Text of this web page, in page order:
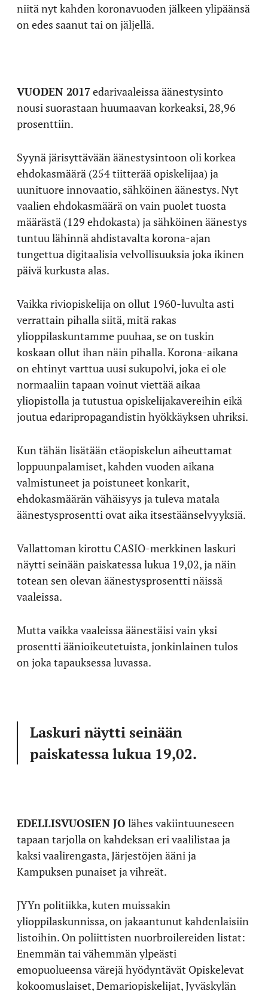
niitä nyt kahden koronavuoden jälkeen ylipäänsä
on edes saanut tai on jäljellä.
VUODEN 2017edarivaaleissa äänestysinto
nousi suorastaan huumaavan korkeaksi, 28,96
prosenttiin.
Syynä järisyttävään äänestysintoon oli korkea
ehdokasmäärä (254 tiitterää opiskelijaa) ja
uunituore innovaatio, sähköinen äänestys. Nyt
vaalien ehdokasmäärä on vain puolet tuosta
määrästä (129 ehdokasta) ja sähköinen äänestys
tuntuu lähinnä ahdistavalta korona-ajan
tungettua digitaalisia velvollisuuksia joka ikinen
päivä kurkusta alas.
Vaikka riviopiskelija on ollut 1960-luvulta asti
verrattain pihalla siitä, mitä rakas
ylioppilaskuntamme puuhaa, se on tuskin
koskaan ollut ihan näin pihalla. Korona-aikana
on ehtinyt varttua uusi sukupolvi, joka ei ole
normaaliin tapaan voinut viettää aikaa
yliopistolla ja tutustua opiskelijakavereihin eikä
joutua edaripropagandistin hyökkäyksen uhriksi.
Kun tähän lisätään etäopiskelun aiheuttamat
loppuunpalamiset, kahden vuoden aikana
valmistuneet ja poistuneet konkarit,
ehdokasmäärän vähäisyys ja tuleva matala
äänestysprosentti ovat aika itsestäänselvyyksiä.
Vallattoman kirottu CASIO-merkkinen laskuri
näytti seinään paiskatessa lukua 19,02, ja näin
totean sen olevan äänestysprosentti näissä
vaaleissa.
Mutta vaikka vaaleissa äänestäisi vain yksi
prosentti äänioikeutetuista, jonkinlainen tulos
on joka tapauksessa luvassa.
Laskuri näytti seinään
paiskatessa lukua 19,02.
EDELLISVUOSIEN JO lähes vakiintuuneseen
tapaan tarjolla on kahdeksan eri vaalilistaa ja
kaksi vaalirengasta, Järjestöjen ääni ja
Kampuksen punaiset ja vihreät.
JYYn politiikka, kuten muissakin
ylioppilaskunnissa, on jakaantunut kahdenlaisiin
listoihin. On poliittisten nuorbroilereiden listat:
Enemmän tai vähemmän ylpeästi
emopuolueensa värejä hyödyntävät Opiskelevat
kokoomuslaiset, Demariopiskelijat, Jyväskylän